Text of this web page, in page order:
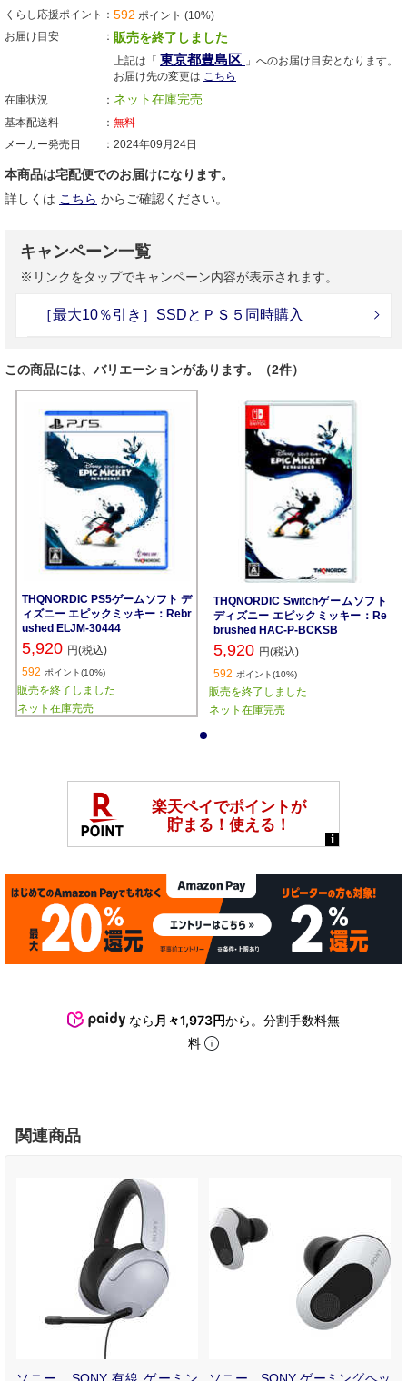
くらし応援ポイント 592 ポイント (10%)
お届け目安
販売を終了しました
上記は「 東京都豊島区 」へのお届け目安となります。
お届け先の変更は こちら
在庫状況
ネット在庫完売
基本配送料
無料
メーカー発売日
2024年09月24日
本商品は宅配便でのお届けになります。
詳しくは こちら からご確認ください。
キャンペーン一覧
※リンクをタップでキャンペーン内容が表示されます。
［最大10％引き］SSDとＰＳ５同時購入
この商品には、バリエーションがあります。（2件）
THQNORDIC PS5ゲームソフト デ
ィズニー エピックミッキー：Rebr
ushed ELJM-30444
5,920 円(税込)
592 ポイント(10%)
販売を終了しました
ネット在庫完売
THQNORDIC Switchゲームソフト
ディズニー エピックミッキー：Re
brushed HAC-P-BCKSB
5,920 円(税込)
592 ポイント(10%)
販売を終了しました
ネット在庫完売
なら 月々1,973円から。分割手数料無
料
関連商品